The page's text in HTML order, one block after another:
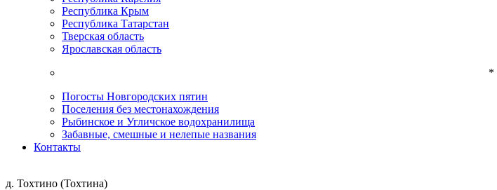
Республика Крым
Республика Татарстан
Тверская область
Ярославская область
*
Погосты Новгородских пятин
Поселения без местонахождения
Рыбинское и Угличское водохранилища
Забавные, смешные и нелепые названия
Контакты
д. Тохтино (Тохтина)